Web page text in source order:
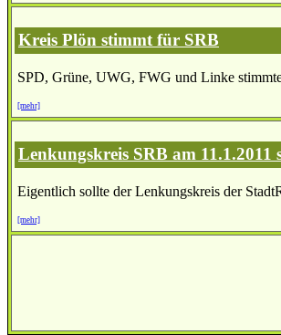
Kreis Plön stimmt für SRB
SPD, Grüne, UWG, FWG und Linke
[mehr]
Lenkungskreis SRB am 11.1.2011
Eigentlich sollte der Lenkungskreis der
[mehr]